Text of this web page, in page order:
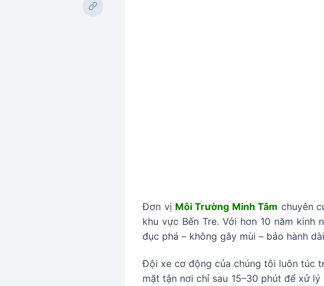
Đơn vị Môi Trường Minh Tâm chuyên
khu vực Bến Tre. Với hơn 10 năm kinh
đục phá – không gây mùi – bảo hành
Đội xe cơ động của chúng tôi luôn túc
mặt tận nơi chỉ sau 15–30 phút để xử